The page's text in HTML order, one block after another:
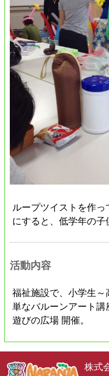
ループツイストを作
にすると、低学年の子
活動内容
福祉施設で、小学生
単なバルーンアート
遊びの広場 開催。
株式